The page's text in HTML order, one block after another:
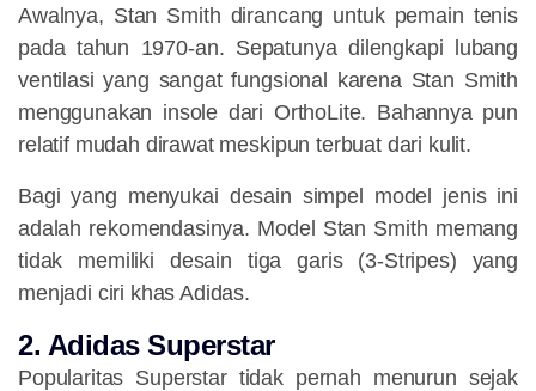
Awalnya, Stan Smith dirancang untuk pemain tenis
pada tahun 1970-an. Sepatunya dilengkapi lubang
ventilasi yang sangat fungsional karena Stan Smith
menggunakan insole dari OrthoLite. Bahannya pun
relatif mudah dirawat meskipun terbuat dari kulit.
Bagi yang menyukai desain simpel model jenis ini
adalah rekomendasinya. Model Stan Smith memang
tidak memiliki desain tiga garis (3-Stripes) yang
menjadi ciri khas Adidas.
2. Adidas Superstar
Popularitas Superstar tidak pernah menurun sejak